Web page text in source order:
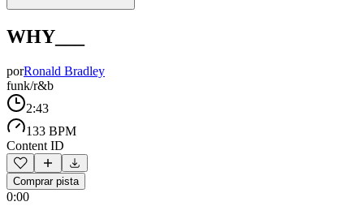
WHY___
porRonald Bradley
funk/r&b
2:43
133 BPM
Content ID
Comprar pista
0:00